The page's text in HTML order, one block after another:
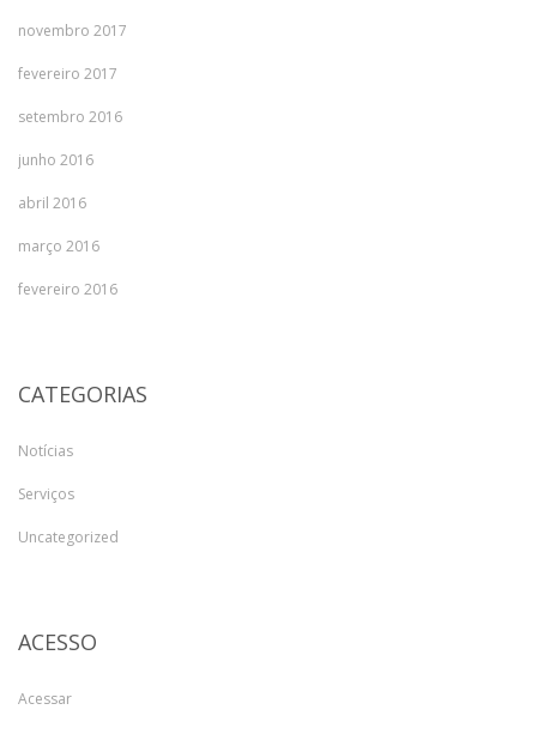
novembro 2017
fevereiro 2017
setembro 2016
junho 2016
abril 2016
março 2016
fevereiro 2016
CATEGORIAS
Notícias
Serviços
Uncategorized
ACESSO
Acessar